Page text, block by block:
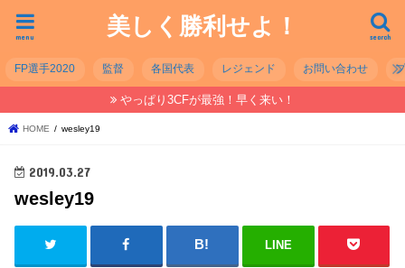
美しく勝利せよ！ search
menu
FP選手2020 監督 各国代表 レジェンド お問い合わせ
やっぱり3CFが最強！早く来い！
HOME wesley19
2019.03.27
wesley19
LINE